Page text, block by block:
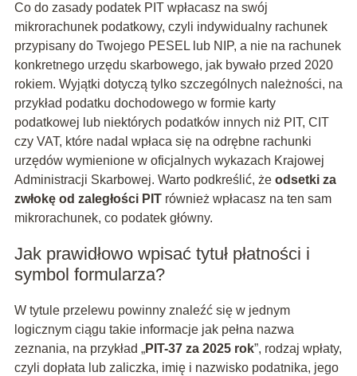
Co do zasady podatek PIT wpłacasz na swój
mikrorachunek podatkowy, czyli indywidualny rachunek
przypisany do Twojego PESEL lub NIP, a nie na rachunek
konkretnego urzędu skarbowego, jak bywało przed 2020
rokiem. Wyjątki dotyczą tylko szczególnych należności, na
przykład podatku dochodowego w formie karty
podatkowej lub niektórych podatków innych niż PIT, CIT
czy VAT, które nadal wpłaca się na odrębne rachunki
urzędów wymienione w oficjalnych wykazach Krajowej
Administracji Skarbowej. Warto podkreślić, że odsetki za
zwłokę od zaległości PITrównież wpłacasz na ten sam
mikrorachunek, co podatek główny.
Jak prawidłowo wpisać tytuł płatności i
symbol formularza?
W tytule przelewu powinny znaleźć się w jednym
logicznym ciągu takie informacje jak pełna nazwa
zeznania, na przykład „PIT-37 za 2025 rok”, rodzaj wpłaty,
czyli dopłata lub zaliczka, imię i nazwisko podatnika, jego